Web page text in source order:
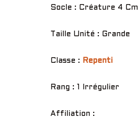
Socle : Créature 4 Cm
Taille Unité : Grande
Classe : Repenti
Rang : 1 Irrégulier
Affiliation :